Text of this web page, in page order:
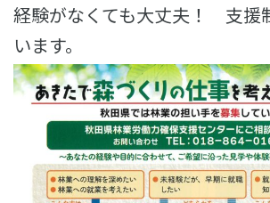
経験がなくても大丈夫！ 支援
います。